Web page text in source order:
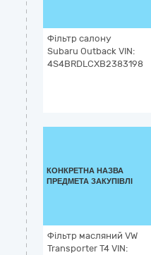
Фільтр салону
Subaru Outback VIN:
4S4BRDLCXB2383198
КОНКРЕТНА НАЗВА
ПРЕДМЕТА ЗАКУПІВЛІ
Фільтр масляний VW
Transporter T4 VIN: